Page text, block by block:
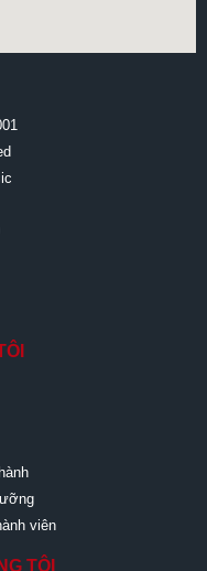
viên
TÔI